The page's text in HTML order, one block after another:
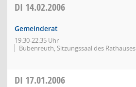
DI 14.02.2006
Gemeinderat
19:30-22:35 Uhr
Bubenreuth, Sitzungssaal des Rathauses
DI 17.01.2006